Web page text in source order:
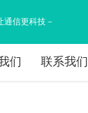
通信更科技－
们 联系我们